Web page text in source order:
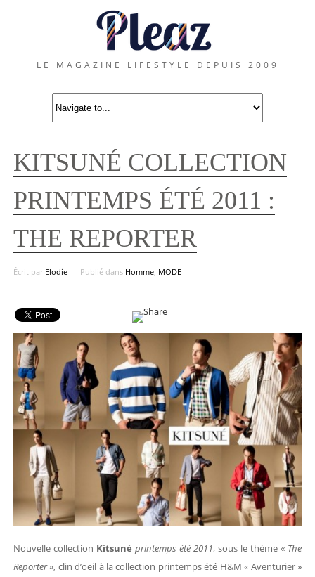
LE MAGAZINE LIFESTYLE DEPUIS 2009
KITSUNÉ COLLECTION
PRINTEMPS ÉTÉ 2011 :
THE REPORTER
Écrit par Elodie Publié dans Homme, MODE
Nouvelle collection Kitsuné printemps été 2011, sous le thème « The
Reporter », clin d’oeil à la collection printemps été H&M « Aventurier »